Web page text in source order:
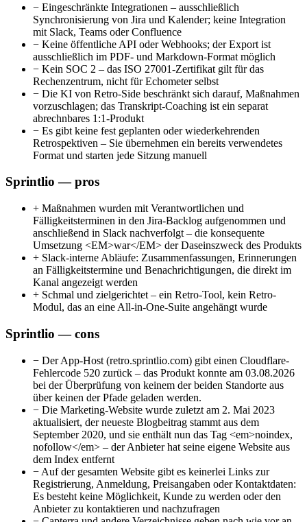
− Eingeschränkte Integrationen – ausschließlich
Synchronisierung von Jira und Kalender; keine Integration
mit Slack, Teams oder Confluence
− Keine öffentliche API oder Webhooks; der Export ist
ausschließlich im PDF- und Markdown-Format möglich
− Kein SOC 2 – das ISO 27001-Zertifikat gilt für das
Rechenzentrum, nicht für Echometer selbst
− Die KI von Retro-Side beschränkt sich darauf, Maßnahmen
vorzuschlagen; das Transkript-Coaching ist ein separat
abrechnbares 1:1-Produkt
− Es gibt keine fest geplanten oder wiederkehrenden
Retrospektiven – Sie übernehmen ein bereits verwendetes
Format und starten jede Sitzung manuell
Sprintlio — pros
+ Maßnahmen wurden mit Verantwortlichen und
Fälligkeitsterminen in den Jira-Backlog aufgenommen und
anschließend in Slack nachverfolgt – die konsequente
Umsetzung <EM>war</EM> der Daseinszweck des Produkts
+ Slack-interne Abläufe: Zusammenfassungen, Erinnerungen
an Fälligkeitstermine und Benachrichtigungen, die direkt im
Kanal angezeigt werden
+ Schmal und zielgerichtet – ein Retro-Tool, kein Retro-
Modul, das an eine All-in-One-Suite angehängt wurde
Sprintlio — cons
− Der App-Host (retro.sprintlio.com) gibt einen Cloudflare-
Fehlercode 520 zurück – das Produkt konnte am 03.08.2026
bei der Überprüfung von keinem der beiden Standorte aus
über keinen der Pfade geladen werden.
− Die Marketing-Website wurde zuletzt am 2. Mai 2023
aktualisiert, der neueste Blogbeitrag stammt aus dem
September 2020, und sie enthält nun das Tag <em>noindex,
nofollow</em> – der Anbieter hat seine eigene Website aus
dem Index entfernt
− Auf der gesamten Website gibt es keinerlei Links zur
Registrierung, Anmeldung, Preisangaben oder Kontaktdaten:
Es besteht keine Möglichkeit, Kunde zu werden oder den
Anbieter zu kontaktieren und nachzufragen